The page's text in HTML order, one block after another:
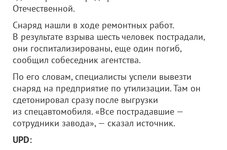
Отечественной.
Снаряд нашли в ходе ремонтных работ.
В результате взрыва шесть человек пострадали,
они госпитализированы, еще один погиб,
сообщил собеседник агентства.
По его словам, специалисты успели вывезти
снаряд на предприятие по утилизации. Там он
сдетонировал сразу после выгрузки
из спецавтомобиля. «Все пострадавшие —
сотрудники завода», — сказал источник.
UPD: